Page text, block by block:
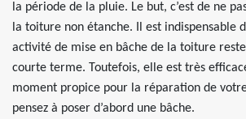
la période de la pluie. Le but, c’est de ne
la toiture non étanche. Il est indispensable
activité de mise en bâche de la toiture
courte terme. Toutefois, elle est très
moment propice pour la réparation de
pensez à poser d’abord une bâche.